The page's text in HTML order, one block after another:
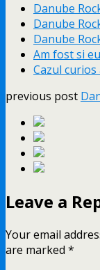
Danube
Danube
Danube
Am fost si
Cazul
previous post
Leave a
Your email
are marked *